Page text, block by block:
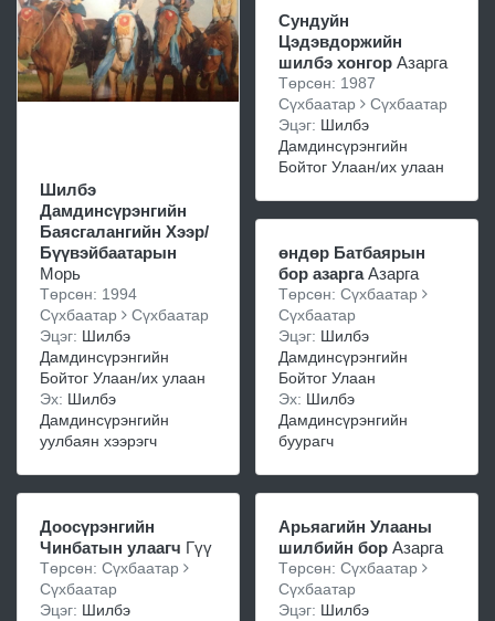
Шилбэ
Дамдинсүрэнгийн
Баясгалангийн Хээр/
Бүүвэйбаатарын
Морь
Төрсөн: 1994
Сүхбаатар
Сүхбаатар
Эцэг: Шилбэ
Дамдинсүрэнгийн
Бойтог Улаан/их улаан
Эх: Шилбэ
Дамдинсүрэнгийн
уулбаян хээрэгч
Доосүрэнгийн
Чинбатын улаагч Гүү
Төрсөн: Сүхбаатар
Сүхбаатар
Эцэг: Шилбэ
Сундуйн
Цэдэвдоржийн
шилбэ хонгор Азарга
Төрсөн: 1987
Сүхбаатар
Сүхбаатар
Эцэг: Шилбэ
Дамдинсүрэнгийн
Бойтог Улаан/их улаан
өндөр Батбаярын
бор азаргаАзарга
Төрсөн: Сүхбаатар
Сүхбаатар
Эцэг: Шилбэ
Дамдинсүрэнгийн
Бойтог Улаан
Эх: Шилбэ
Дамдинсүрэнгийн
буурагч
Арьяагийн Улааны
шилбийн бор Азарга
Төрсөн: Сүхбаатар
Сүхбаатар
Эцэг: Шилбэ